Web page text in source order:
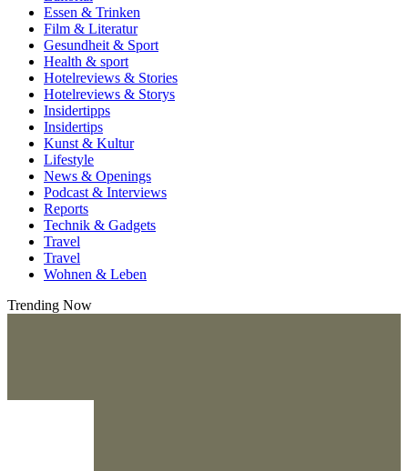
Essen & Trinken
Film & Literatur
Gesundheit & Sport
Health & sport
Hotelreviews & Stories
Hotelreviews & Storys
Insidertipps
Insidertips
Kunst & Kultur
Lifestyle
News & Openings
Podcast & Interviews
Reports
Technik & Gadgets
Travel
Travel
Wohnen & Leben
Trending Now